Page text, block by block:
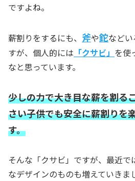
ですよね。
薪割りをするにも、 斧や鉈など
すが、個人的には 「クサビ」 を使
なと思っています。
少しの力で大き目な薪を割る
さい子供でも安全に薪割りを
す。
そんな「クサビ」ですが、最近で
なデザインのものも増えていきま